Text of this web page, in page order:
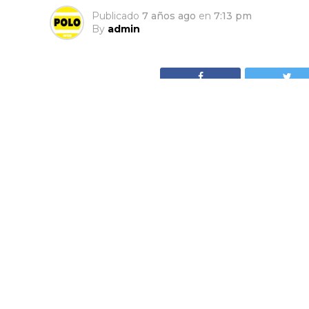
Publicado 7 años ago en 7:13 pm
By admin